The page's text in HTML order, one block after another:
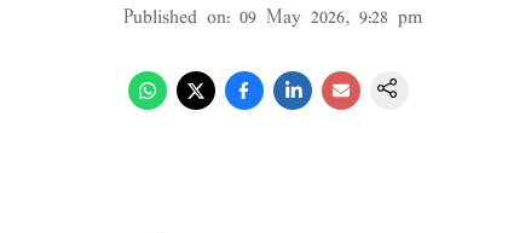
Published on: 09 May 2026, 9:28 pm